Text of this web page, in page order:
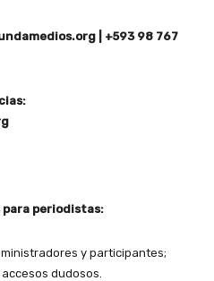
| +593 98 767
periodistas:
y participantes;
dudosos.